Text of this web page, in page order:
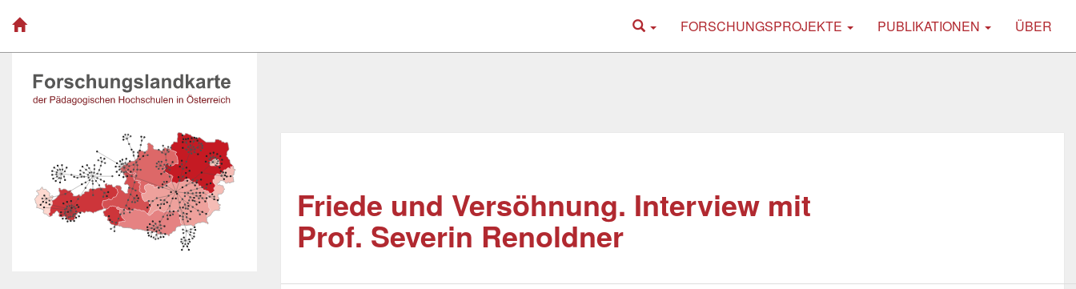
FORSCHUNGSPROJEKTE PUBLIKATIONEN ÜBER
Friede und Versöhnung. Interview mit
Prof. Severin Renoldner